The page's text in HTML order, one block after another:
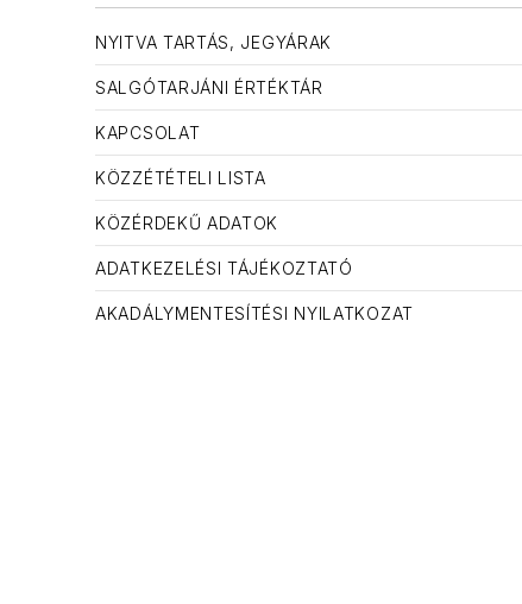
NYITVA TARTÁS, JEGYÁRAK
SALGÓTARJÁNI ÉRTÉKTÁR
KAPCSOLAT
KÖZZÉTÉTELI LISTA
KÖZÉRDEKŰ ADATOK
ADATKEZELÉSI TÁJÉKOZTATÓ
AKADÁLYMENTESÍTÉSI NYILATKOZAT